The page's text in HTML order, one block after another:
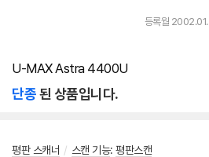
등록월 2002.01.
U-MAX Astra 4400U
단종된 상품입니다.
평판 스캐너 / 스캔 기능: 평판스캔